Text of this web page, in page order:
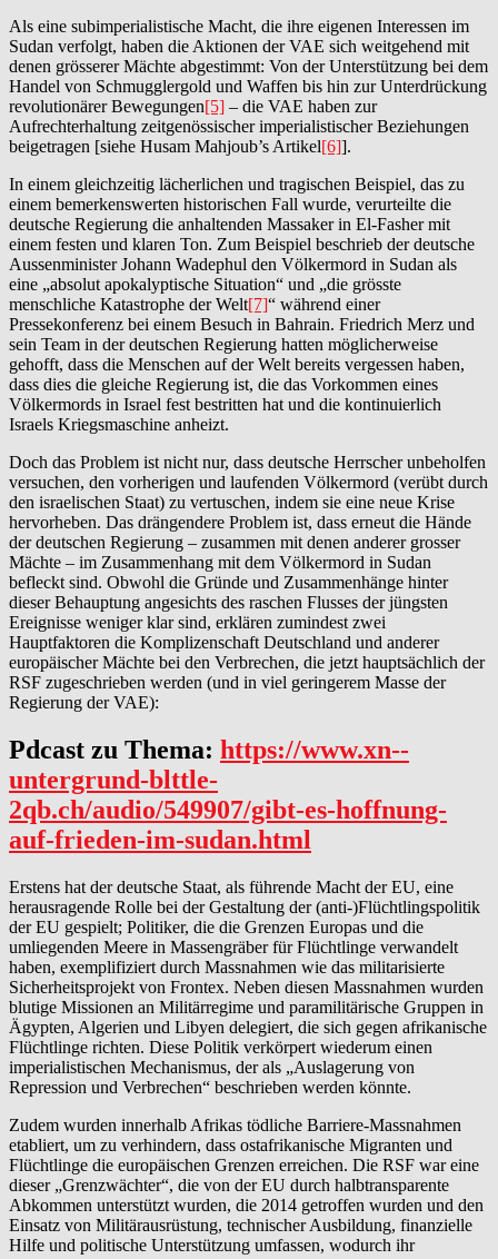
Als eine subimperialistische Macht, die ihre eigenen Interessen im
Sudan verfolgt, haben die Aktionen der VAE sich weitgehend mit
denen grösserer Mächte abgestimmt: Von der Unterstützung bei dem
Handel von Schmugglergold und Waffen bis hin zur Unterdrückung
revolutionärer Bewegungen[5] – die VAE haben zur
Aufrechterhaltung zeitgenössischer imperialistischer Beziehungen
beigetragen [siehe Husam Mahjoub’s Artikel[6]].
In einem gleichzeitig lächerlichen und tragischen Beispiel, das zu
einem bemerkenswerten historischen Fall wurde, verurteilte die
deutsche Regierung die anhaltenden Massaker in El-Fasher mit
einem festen und klaren Ton. Zum Beispiel beschrieb der deutsche
Aussenminister Johann Wadephul den Völkermord in Sudan als
eine „absolut apokalyptische Situation“ und „die grösste
menschliche Katastrophe der Welt[7]“ während einer
Pressekonferenz bei einem Besuch in Bahrain. Friedrich Merz und
sein Team in der deutschen Regierung hatten möglicherweise
gehofft, dass die Menschen auf der Welt bereits vergessen haben,
dass dies die gleiche Regierung ist, die das Vorkommen eines
Völkermords in Israel fest bestritten hat und die kontinuierlich
Israels Kriegsmaschine anheizt.
Doch das Problem ist nicht nur, dass deutsche Herrscher unbeholfen
versuchen, den vorherigen und laufenden Völkermord (verübt durch
den israelischen Staat) zu vertuschen, indem sie eine neue Krise
hervorheben. Das drängendere Problem ist, dass erneut die Hände
der deutschen Regierung – zusammen mit denen anderer grosser
Mächte – im Zusammenhang mit dem Völkermord in Sudan
befleckt sind. Obwohl die Gründe und Zusammenhänge hinter
dieser Behauptung angesichts des raschen Flusses der jüngsten
Ereignisse weniger klar sind, erklären zumindest zwei
Hauptfaktoren die Komplizenschaft Deutschland und anderer
europäischer Mächte bei den Verbrechen, die jetzt hauptsächlich der
RSF zugeschrieben werden (und in viel geringerem Masse der
Regierung der VAE):
Pdcast zu Thema: https://www.xn--
untergrund-blttle-
2qb.ch/audio/549907/gibt-es-hoffnung-
auf-frieden-im-sudan.html
Erstens hat der deutsche Staat, als führende Macht der EU, eine
herausragende Rolle bei der Gestaltung der (anti-)Flüchtlingspolitik
der EU gespielt; Politiker, die die Grenzen Europas und die
umliegenden Meere in Massengräber für Flüchtlinge verwandelt
haben, exemplifiziert durch Massnahmen wie das militarisierte
Sicherheitsprojekt von Frontex. Neben diesen Massnahmen wurden
blutige Missionen an Militärregime und paramilitärische Gruppen in
Ägypten, Algerien und Libyen delegiert, die sich gegen afrikanische
Flüchtlinge richten. Diese Politik verkörpert wiederum einen
imperialistischen Mechanismus, der als „Auslagerung von
Repression und Verbrechen“ beschrieben werden könnte.
Zudem wurden innerhalb Afrikas tödliche Barriere-Massnahmen
etabliert, um zu verhindern, dass ostafrikanische Migranten und
Flüchtlinge die europäischen Grenzen erreichen. Die RSF war eine
dieser „Grenzwächter“, die von der EU durch halbtransparente
Abkommen unterstützt wurden, die 2014 getroffen wurden und den
Einsatz von Militärausrüstung, technischer Ausbildung, finanzielle
Hilfe und politische Unterstützung umfassen, wodurch ihr